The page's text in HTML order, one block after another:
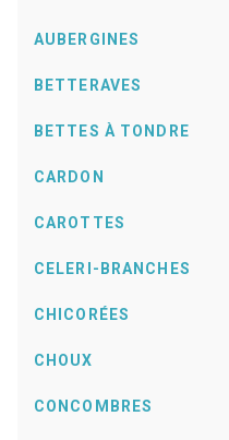
AUBERGINES
BETTERAVES
BETTES À TONDRE
CARDON
CAROTTES
CELERI-BRANCHES
CHICORÉES
CHOUX
CONCOMBRES